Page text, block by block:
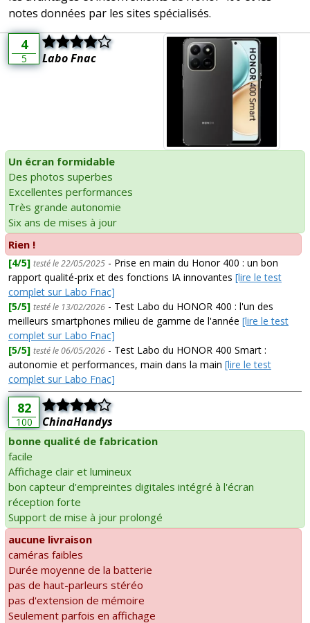
notes données par les sites spécialisés.
4
5 Labo Fnac
Un écran formidable
Des photos superbes
Excellentes performances
Très grande autonomie
Six ans de mises à jour
Rien !
[4/5] testé le 22/05/2025 - Prise en main du Honor 400 : un bon
rapport qualité-prix et des fonctions IA innovantes [lire le test
complet sur Labo Fnac]
[5/5] testé le 13/02/2026 - Test Labo du HONOR 400 : l'un des
meilleurs smartphones milieu de gamme de l'année [lire le test
complet sur Labo Fnac]
[5/5] testé le 06/05/2026 - Test Labo du HONOR 400 Smart :
autonomie et performances, main dans la main [lire le test
complet sur Labo Fnac]
82
100 ChinaHandys
bonne qualité de fabrication
facile
Affichage clair et lumineux
bon capteur d'empreintes digitales intégré à l'écran
réception forte
Support de mise à jour prolongé
aucune livraison
caméras faibles
Durée moyenne de la batterie
pas de haut-parleurs stéréo
pas d'extension de mémoire
Seulement parfois en affichage